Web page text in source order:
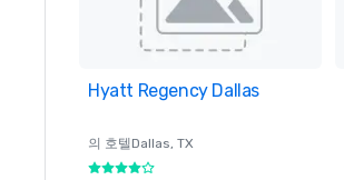
Removed from favorites
Hyatt Regency Dallas
의 호텔Dallas, TX